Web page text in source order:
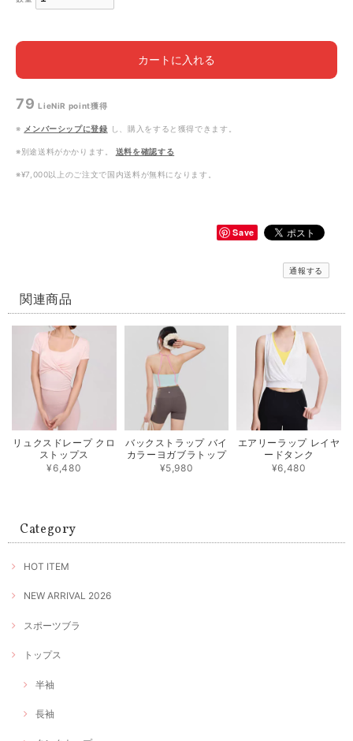
カートに入れる
79 LieNiR point獲得
※ メンバーシップに登録 し、購入をすると獲得できます。
※別途送料がかかります。 送料を確認する
※¥7,000以上のご注文で国内送料が無料になります。
Save
通報する
関連商品
リュクスドレープ クロ
ストップス
¥6,480
バックストラップ バイ
カラーヨガブラトップ
¥5,980
エアリーラップ レイヤ
ードタンク
¥6,480
Category
HOT ITEM
NEW ARRIVAL 2026
スポーツブラ
トップス
半袖
長袖